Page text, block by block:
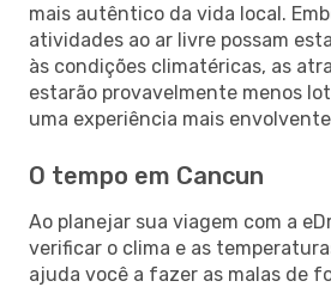
mais autêntico da vida local.
atividades ao ar livre possam
às condições climatéricas, as
estarão provavelmente menos
uma experiência mais
O tempo em Cancun
Ao planejar sua viagem com a
verificar o clima e as
ajuda você a fazer as malas de